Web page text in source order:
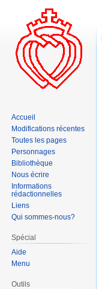
Accueil
Modifications récentes
Toutes les pages
Personnages
Bibliothèque
Nous écrire
Informations
rédactionnelles
Liens
Qui sommes-nous?
Spécial
Aide
Menu
Outils